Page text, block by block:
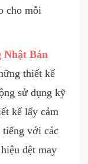
cho mỗi
Nhật Bản
thiết kế
sử dụng kỹ
kế lấy cảm
tiếng với các
dệt may